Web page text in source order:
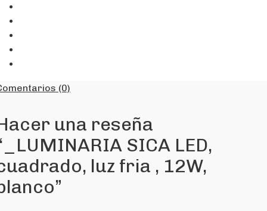
(0)
una reseña
SICA LED,
luz fria , 12W,